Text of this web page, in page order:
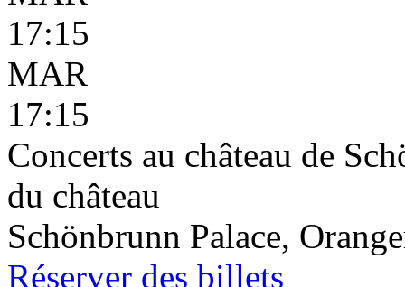
17:15
MAR
17:15
Concerts au château de
du château
Schönbrunn Palace,
Réserver des billets